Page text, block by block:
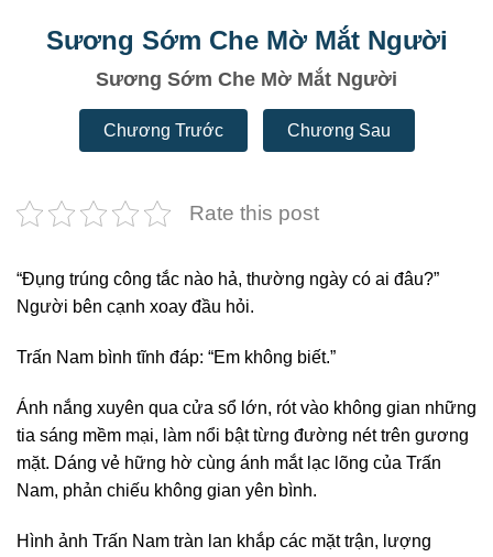
Sương Sớm Che Mờ Mắt Người
Sương Sớm Che Mờ Mắt Người
Chương Trước Chương Sau
Rate this post
“Đụng trúng công tắc nào hả, thường ngày có ai đâu?”
Người bên cạnh xoay đầu hỏi.
Trấn Nam bình tĩnh đáp: “Em không biết.”
Ánh nắng xuyên qua cửa sổ lớn, rót vào không gian những
tia sáng mềm mại, làm nổi bật từng đường nét trên gương
mặt. Dáng vẻ hững hờ cùng ánh mắt lạc lõng của Trấn
Nam, phản chiếu không gian yên bình.
Hình ảnh Trấn Nam tràn lan khắp các mặt trận, lượng